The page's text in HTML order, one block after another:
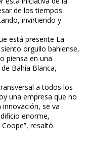
de los tiempos
invirtiendo y
está presente La
orgullo bahiense,
piensa en una
Bahía Blanca,
a todos los
una empresa que no
se va
enorme,
resaltó.